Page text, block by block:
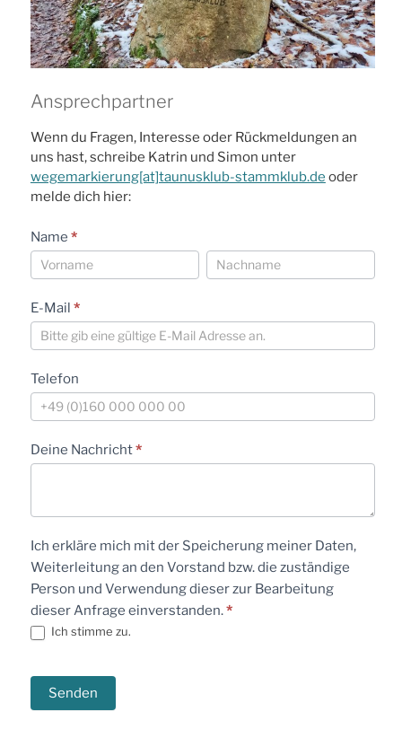
Ansprechpartner
Wenn du Fragen, Interesse oder Rückmeldungen an
uns hast, schreibe Katrin und Simon unter
wegemarkierung[at]taunusklub-stammklub.de oder
melde dich hier:
Wegemarkierer
Kontakt
Name *
Name
Name
E-Mail *
Telefon
Deine Nachricht*
Ich erkläre mich mit der Speicherung meiner Daten,
Weiterleitung an den Vorstand bzw. die zuständige
Person und Verwendung dieser zur Bearbeitung
dieser Anfrage einverstanden.*
Ich stimme zu.
Senden